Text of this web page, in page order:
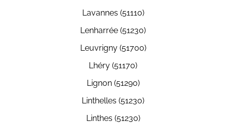
Lavannes (51110)
Lenharrée (51230)
Leuvrigny (51700)
Lhéry (51170)
Lignon (51290)
Linthelles (51230)
Linthes (51230)